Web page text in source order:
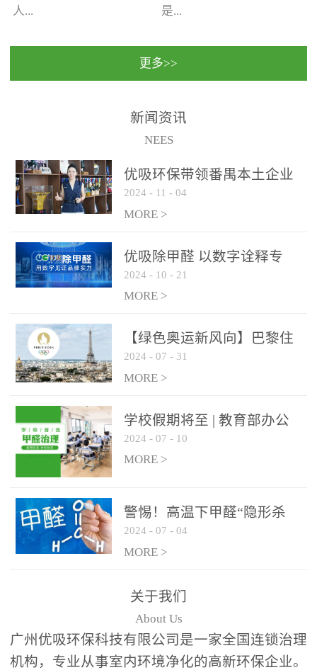
全国600家网点分支机构。
人...
民法院室内除甲醛空气治
保施工日期：2020年1月珠
是...
国家通过设在对外开放口
（及各出入境边防检查
更多>>
新闻资讯
NEES
优吸环保带领番禺本​土企业
勇敢破局向“新”
2024 - 11 - 04
MORE >
优吸除甲醛 以数字诠释专
业，尽显除醛品牌实力！
2024 - 10 - 21
MORE >
【绿色奥运新风向】巴黎住
宿风波：优吸环保共建健康
绿色家居
2024 - 07 - 31
MORE >
学校假期将至 | 教育部办公
厅关于加强学校新建校舍室
内空气质量管理通知
2024 - 07 - 10
MORE >
警惕！高温下甲醛“隐形杀
手”来袭，你的家安全吗？
2024 - 07 - 04
MORE >
关于我们
About Us
广州优吸环保科技有限公司是一家全国连锁治理
机构，专业从事室内环境净化的高新环保企业。